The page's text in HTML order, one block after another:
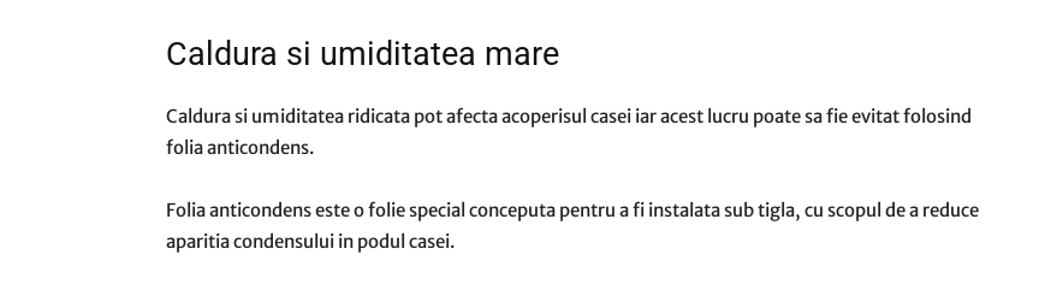
Caldura si umiditatea mare
Caldura si umiditatea ridicata pot afecta acoperisul casei iar acest lucru poate sa fie evitat folosind
folia anticondens.
Folia anticondens este o folie special conceputa pentru a fi instalata sub tigla, cu scopul de a reduce
aparitia condensului in podul casei.